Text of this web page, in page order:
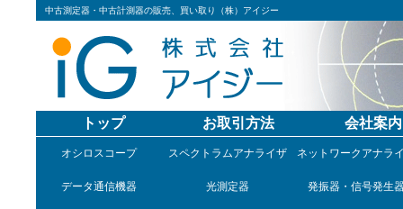
中古測定器・中古計測器の販売、買い取り（株）アイジー
トップ お取引方法 会社案内
オシロスコープ スペクトラムアナライザ ネットワークアナラ
データ通信機器 光測定器 発振器・信号発生